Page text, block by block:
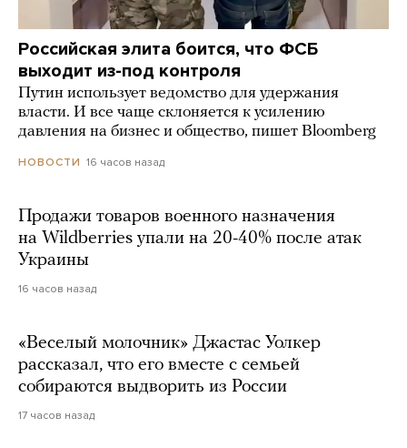
Российская элита боится, что ФСБ
выходит из-под контроля
Путин использует ведомство для удержания
власти. И все чаще склоняется к усилению
давления на бизнес и общество, пишет Bloomberg
НОВОСТИ 16 часов назад
Продажи товаров военного назначения
на Wildberries упали на 20-40% после атак
Украины
16 часов назад
«Веселый молочник» Джастас Уолкер
рассказал, что его вместе с семьей
собираются выдворить из России
17 часов назад